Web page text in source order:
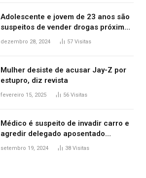
Adolescente e jovem de 23 anos são
suspeitos de vender drogas próximo
de delegacia e escola, diz polícia
dezembro 28, 2024 57 Visitas
Mulher desiste de acusar Jay-Z por
estupro, diz revista
fevereiro 15, 2025 56 Visitas
Médico é suspeito de invadir carro e
agredir delegado aposentado
durante confusão no trânsito
setembro 19, 2024 38 Visitas